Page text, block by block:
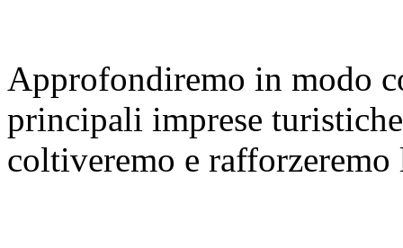
Approfondiremo in modo
principali imprese
coltiveremo e